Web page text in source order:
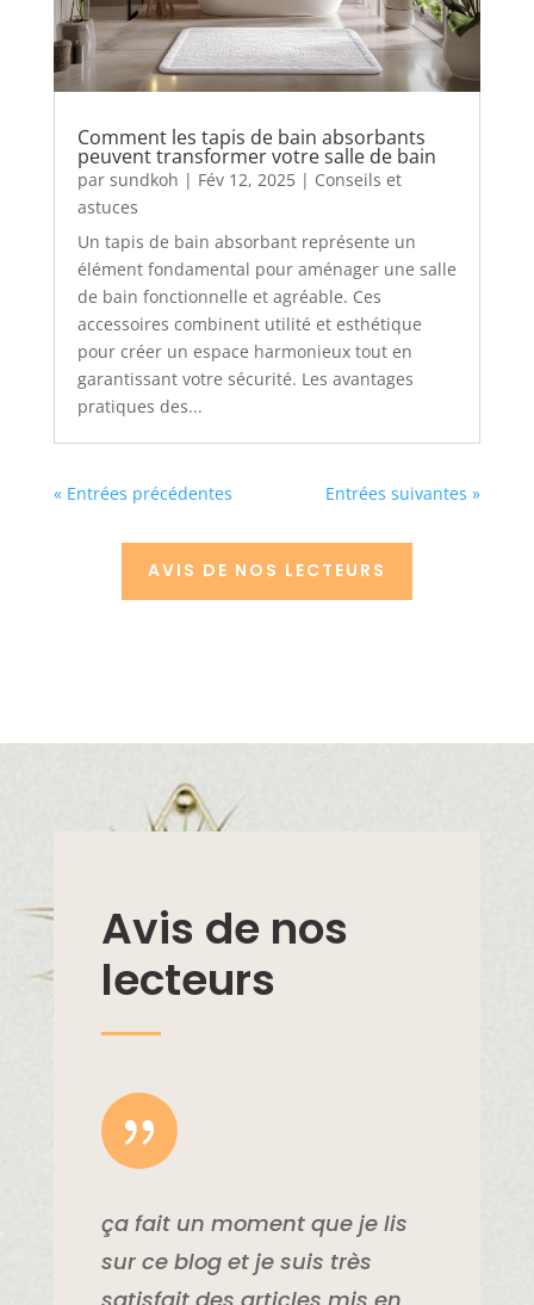
Comment les tapis de bain absorbants
peuvent transformer votre salle de bain
par sundkoh | Fév 12, 2025| Conseils et
astuces
Un tapis de bain absorbant représente un
élément fondamental pour aménager une salle
de bain fonctionnelle et agréable. Ces
accessoires combinent utilité et esthétique
pour créer un espace harmonieux tout en
garantissant votre sécurité. Les avantages
pratiques des...
« Entrées précédentes Entrées suivantes »
AVIS DE NOS LECTEURS
Avis de nos
lecteurs
{
ça fait un moment que je lis
sur ce blog et je suis très